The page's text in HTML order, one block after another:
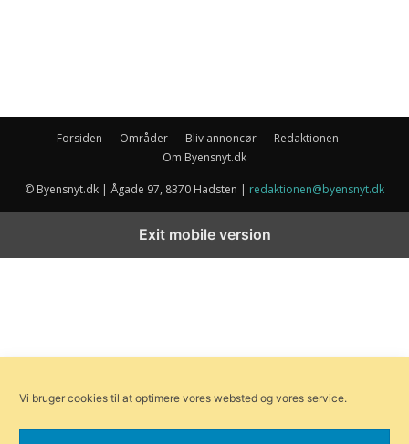
Forsiden Områder Bliv annoncør
Redaktionen
Om Byensnyt.dk
© Byensnyt.dk | Ågade 97, 8370 Hadsten | redaktionen@byensnyt.dk
Vi bruger cookies til at optimere vores websted og vores service.
Exit mobile version